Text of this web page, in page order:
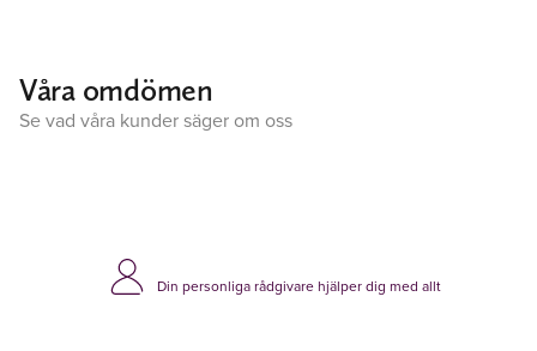
Våra omdömen
Se vad våra kunder säger om oss
Din personliga rådgivare hjälper dig med allt